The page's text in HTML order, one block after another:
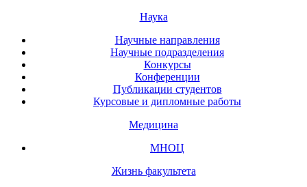
Наука
Научные направления
Научные подразделения
Конкурсы
Конференции
Публикации студентов
Курсовые и дипломные работы
Медицина
МНОЦ
Жизнь факультета